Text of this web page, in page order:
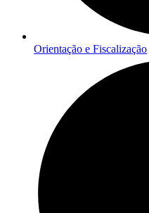
Orientação e Fiscalização